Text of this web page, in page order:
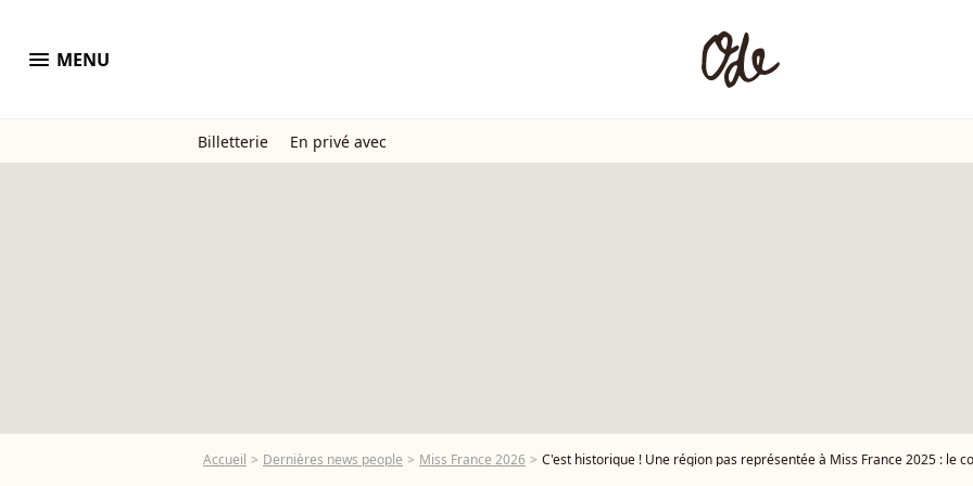
menu MENU
Billetterie En privé avec
Accueil Dernières news people Miss France 2026 C'est historique ! Une région pas représentée à Miss France 2025 : le